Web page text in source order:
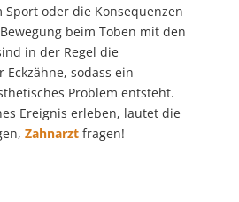
Sport oder die Konsequenzen
beim Toben mit den
in der Regel die
Eckzähne, sodass ein
Problem entsteht.
Ereignis erleben, lautet die
Zahnarzt fragen!